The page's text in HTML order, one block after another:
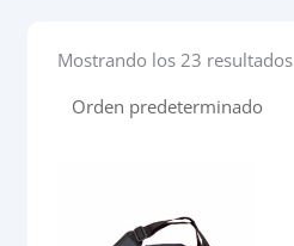
Mostrando los 23 resultados